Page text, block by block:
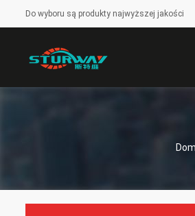
Do wyboru są produkty najwyższej jakości
Dom